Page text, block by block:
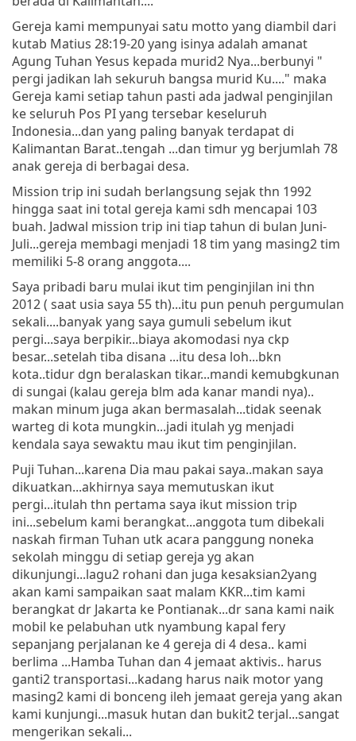
Gereja kami mempunyai satu motto yang diambil dari
kutab Matius 28:19-20 yang isinya adalah amanat
Agung Tuhan Yesus kepada murid2 Nya...berbunyi "
pergi jadikan lah sekuruh bangsa murid Ku...." maka
Gereja kami setiap tahun pasti ada jadwal penginjilan
ke seluruh Pos PI yang tersebar keseluruh
Indonesia...dan yang paling banyak terdapat di
Kalimantan Barat..tengah ...dan timur yg berjumlah 78
anak gereja di berbagai desa.
Mission trip ini sudah berlangsung sejak thn 1992
hingga saat ini total gereja kami sdh mencapai 103
buah. Jadwal mission trip ini tiap tahun di bulan Juni-
Juli...gereja membagi menjadi 18 tim yang masing2 tim
memiliki 5-8 orang anggota....
Saya pribadi baru mulai ikut tim penginjilan ini thn
2012 ( saat usia saya 55 th)...itu pun penuh pergumulan
sekali....banyak yang saya gumuli sebelum ikut
pergi...saya berpikir...biaya akomodasi nya ckp
besar...setelah tiba disana ...itu desa loh...bkn
kota..tidur dgn beralaskan tikar...mandi kemubgkunan
di sungai (kalau gereja blm ada kanar mandi nya)..
makan minum juga akan bermasalah...tidak seenak
warteg di kota mungkin...jadi itulah yg menjadi
kendala saya sewaktu mau ikut tim penginjilan.
Puji Tuhan...karena Dia mau pakai saya..makan saya
dikuatkan...akhirnya saya memutuskan ikut
pergi...itulah thn pertama saya ikut mission trip
ini...sebelum kami berangkat...anggota tum dibekali
naskah firman Tuhan utk acara panggung noneka
sekolah minggu di setiap gereja yg akan
dikunjungi...lagu2 rohani dan juga kesaksian2yang
akan kami sampaikan saat malam KKR...tim kami
berangkat dr Jakarta ke Pontianak...dr sana kami naik
mobil ke pelabuhan utk nyambung kapal fery
sepanjang perjalanan ke 4 gereja di 4 desa.. kami
berlima ...Hamba Tuhan dan 4 jemaat aktivis.. harus
ganti2 transportasi...kadang harus naik motor yang
masing2 kami di bonceng ileh jemaat gereja yang akan
kami kunjungi...masuk hutan dan bukit2 terjal...sangat
mengerikan sekali...